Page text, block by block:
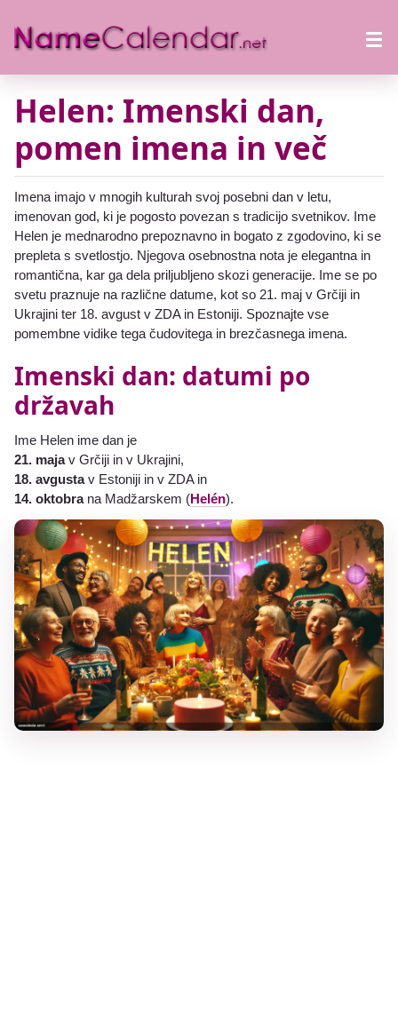
Helen: Imenski dan,
pomen imena in več
Imena imajo v mnogih kulturah svoj posebni dan v letu,
imenovan god, ki je pogosto povezan s tradicijo svetnikov. Ime
Helen je mednarodno prepoznavno in bogato z zgodovino, ki se
prepleta s svetlostjo. Njegova osebnostna nota je elegantna in
romantična, kar ga dela priljubljeno skozi generacije. Ime se po
svetu praznuje na različne datume, kot so 21. maj v Grčiji in
Ukrajini ter 18. avgust v ZDA in Estoniji. Spoznajte vse
pomembne vidike tega čudovitega in brezčasnega imena.
Imenski dan: datumi po
državah
Ime Helen ime dan je
21. majav Grčiji in v Ukrajini,
18. avgustav Estoniji in v ZDA in
14. oktobrana Madžarskem (Helén).